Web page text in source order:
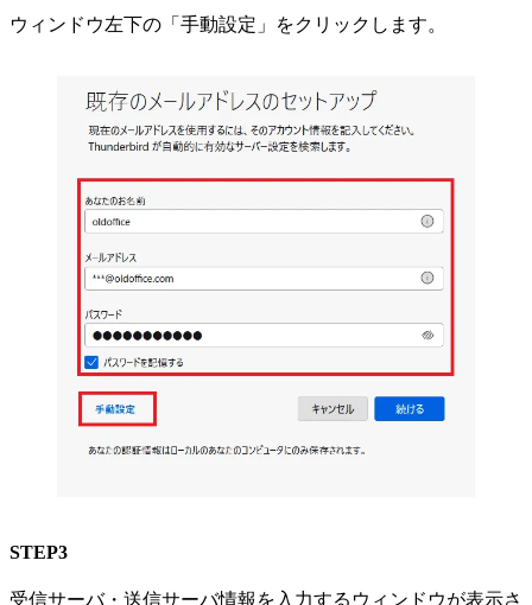
ウィンドウ左下の「手動設定」をクリックします。
STEP3
受信サーバ・送信サーバ情報を入力するウィンドウが表示さ